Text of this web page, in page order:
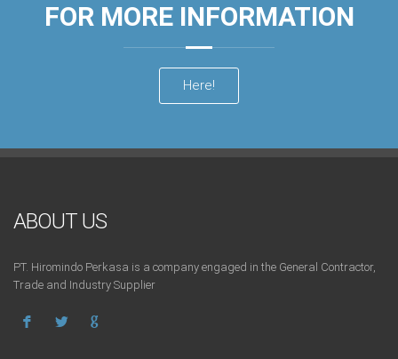
FOR MORE INFORMATION
Here!
ABOUT US
PT. Hiromindo Perkasa is a company engaged in the General Contractor,
Trade and Industry Supplier